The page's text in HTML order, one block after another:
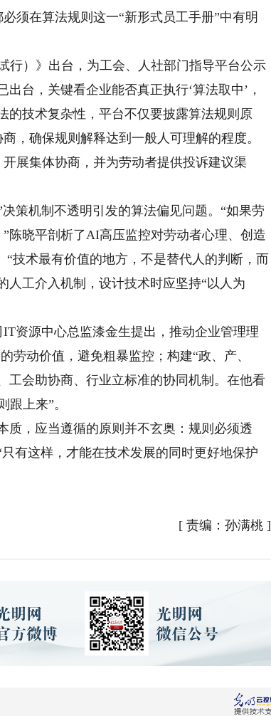
须在算法规则这一“新形式员工手册”中有明
）》出台，为工会、人社部门指导平台公示
台，关键看企业能否真正执行‘算法取中’，
的技术复杂性，平台不仅要披露算法规则原
，确保规则解释达到一般人可理解的程度。
展集体协商，并为劳动者提供投诉建议渠
机制不透明引发的算法偏见问题。“如果劳
陈晓平剖析了AI高压监控对劳动者心理、创造
“技术最有价值的地方，不是替代人的判断，而
人工介入机制，设计技术时应坚持“以人为
源中心总监漆金生提出，推动企业管理理
劳动价值，避免粗暴监控；构建“政、产、
工会助协商、行业立标准的协同机制。在他看
上来”。
，应当遵循的原则并不玄奥：规则必须透
有这样，才能在技术发展的同时更好地保护
[ 责编：孙满桃 ]